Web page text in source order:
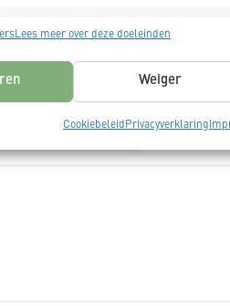
linken, Apparaten identificeren op basis
beveiliging, fraude voorkomen en
Advertenties en content leveren
en delen.
Lees meer over deze doeleinden
Weiger
Cookiebeleid Privacyverklaring